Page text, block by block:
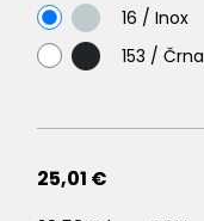
16
/
Inox
16 / Inox
153
/
153 / Črna
25,01 €